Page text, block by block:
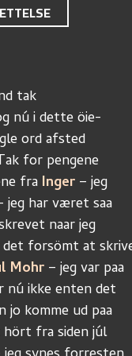
tak
nú i dette öie-
ord afsted
for pengene
fra Inger – jeg
har været saa
naar jeg
det forsömt at
Mohr – jeg var paa
nú ikke enten det
jo komme ud paa
fra siden júl